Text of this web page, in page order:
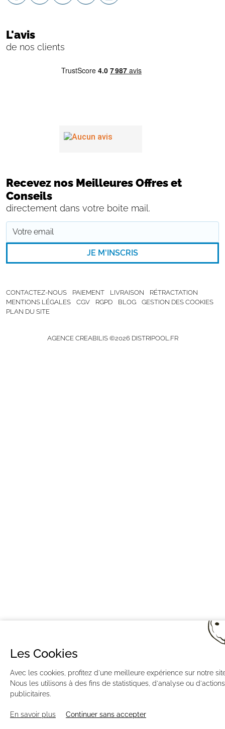
L'avis
de nos clients
Recevez nos Meilleures Offres et
Conseils
directement dans votre boite mail.
JE M'INSCRIS
CONTACTEZ-NOUS PAIEMENT LIVRAISON
RÉTRACTATION
MENTIONS LÉGALES
CGV RGPD BLOG
GESTION DES COOKIES
PLAN DU SITE
AGENCE CREABILIS ©2026 DISTRIPOOL.FR
Les Cookies
Avec les cookies, profitez d'une meilleure expérience sur notre
Nous les utilisons à des fins de statistiques, d'analyse ou d'actions
publicitaires.
En savoir plus Continuer sans accepter